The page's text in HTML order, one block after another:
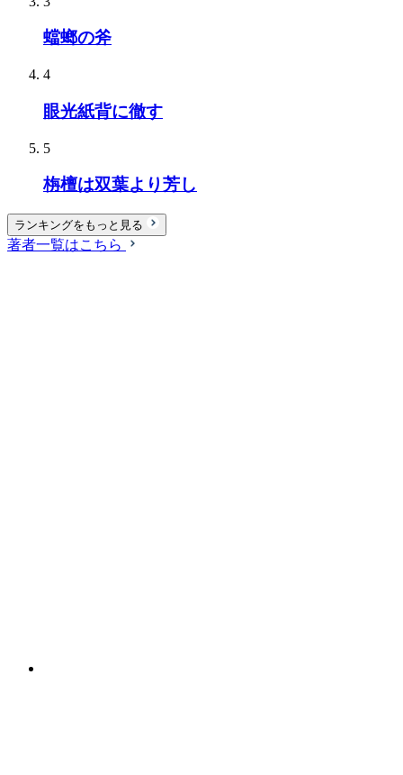
蟷螂の斧
4
眼光紙背に徹す
5
栴檀は双葉より芳し
ランキングをもっと見る
著者一覧はこちら